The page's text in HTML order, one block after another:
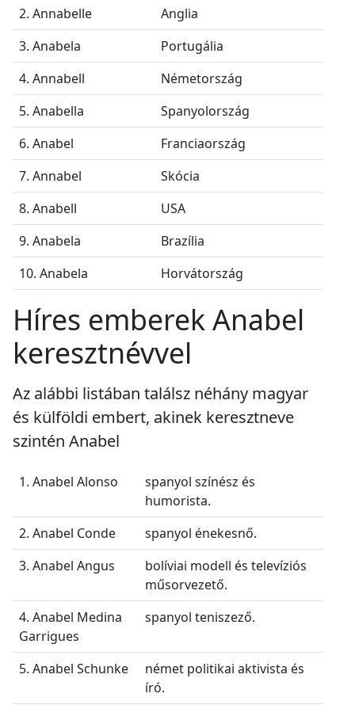
2. Annabelle
Anglia
3. Anabela
Portugália
4. Annabell
Németország
5. Anabella
Spanyolország
6. Anabel
Franciaország
7. Annabel
Skócia
8. Anabell
USA
9. Anabela
Brazília
10. Anabela
Horvátország
Híres emberek Anabel
keresztnévvel
Az alábbi listában találsz néhány magyar
és külföldi embert, akinek keresztneve
szintén Anabel
1. Anabel Alonso
spanyol színész és
humorista.
2. Anabel Conde
spanyol énekesnő.
3. Anabel Angus
bolíviai modell és televíziós
műsorvezető.
4. Anabel Medina
Garrigues
spanyol teniszező.
5. Anabel Schunke
német politikai aktivista és
író.